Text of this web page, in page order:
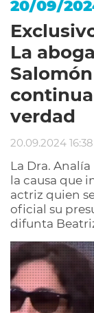
20/09/
La
verdad
20.09.2024
La Dra.
la causa que
actriz quien
oficial su
difunta